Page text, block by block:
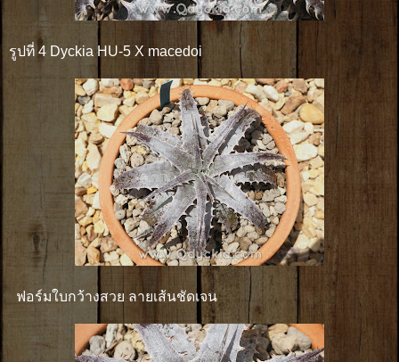
รูปที่ 4 Dyckia HU-5 X macedoi
ฟอร์มใบกว้างสวย ลายเส้นชัดเจน